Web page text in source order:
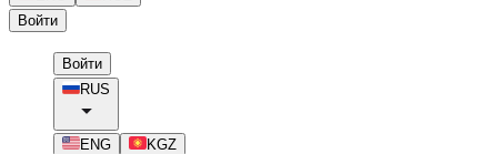
Войти
Войти
RUS
ENG KGZ